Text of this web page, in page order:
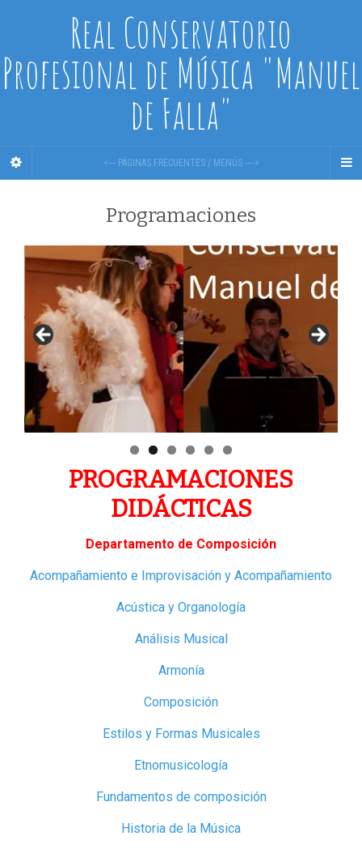
Real Conservatorio
Profesional de Música "Manuel
de Falla"
<--- PÁGINAS FRECUENTES / MENÚS ---->
Programaciones
PROGRAMACIONES
DIDÁCTICAS
Departamento de Composición
Acompañamiento e Improvisación y Acompañamiento
Acústica y Organología
Análisis Musical
Armonía
Composición
Estilos y Formas Musicales
Etnomusicología
Fundamentos de composición
Historia de la Música